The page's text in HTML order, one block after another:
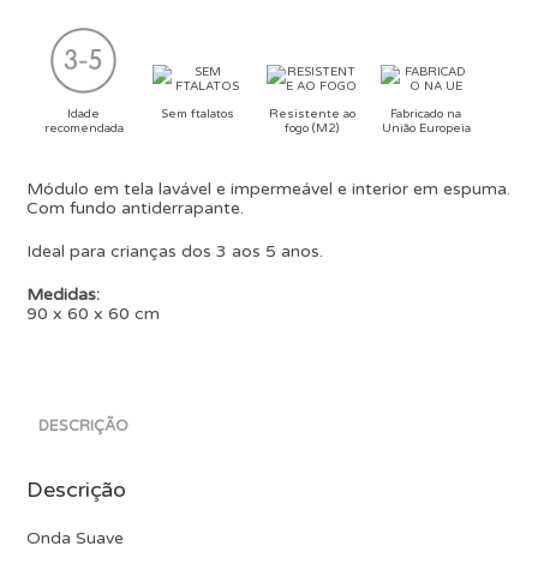
Idade
recomendada
Sem ftalatos
Resistente ao
fogo (M2)
Fabricado na
União Europeia
Módulo em tela lavável e impermeável e interior em espuma.
Com fundo antiderrapante.
Ideal para crianças dos 3 aos 5 anos.
Medidas:
90 x 60 x 60 cm
DESCRIÇÃO
Descrição
Onda Suave